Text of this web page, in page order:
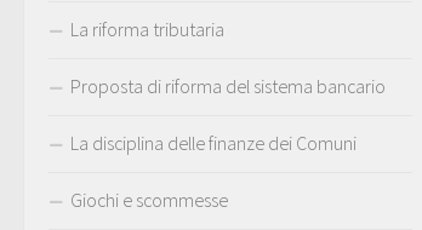
La riforma tributaria
Proposta di riforma del sistema bancario
La disciplina delle finanze dei Comuni
Giochi e scommesse